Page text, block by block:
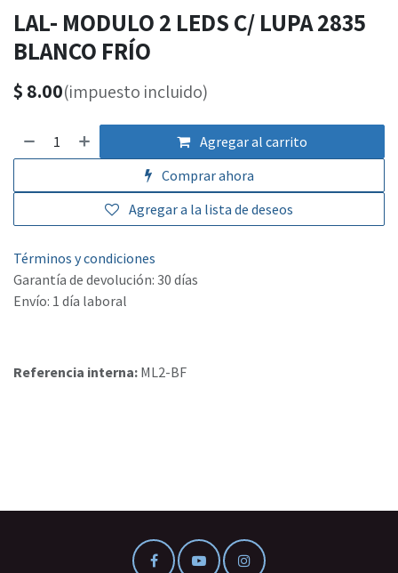
LAL- MODULO 2 LEDS C/ LUPA 2835
BLANCO FRÍO
$ 8.00(impuesto incluido)
Agregar al carrito
Comprar ahora
Agregar a la lista de deseos
Términos y condiciones
Garantía de devolución: 30 días
Envío: 1 día laboral
Referencia interna: ML2-BF